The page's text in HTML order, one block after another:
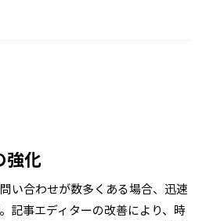
強化
い合わせが数多くある場合、迅速
記事エディターの改善により、時